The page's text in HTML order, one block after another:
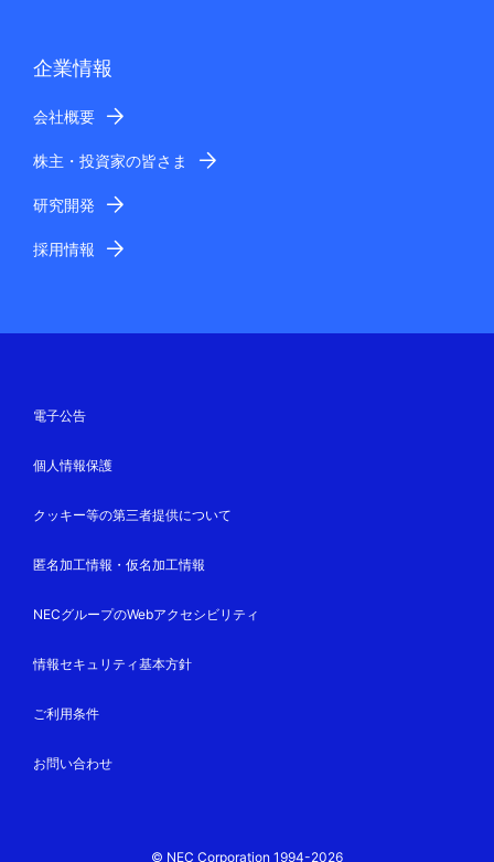
企業情報
会社概要
株主・投資家の皆さま
研究開発
採用情報
電子公告
個人情報保護
クッキー等の第三者提供について
匿名加工情報・仮名加工情報
NECグループのWebアクセシビリティ
情報セキュリティ基本方針
ご利用条件
お問い合わせ
© NEC Corporation 1994-2026